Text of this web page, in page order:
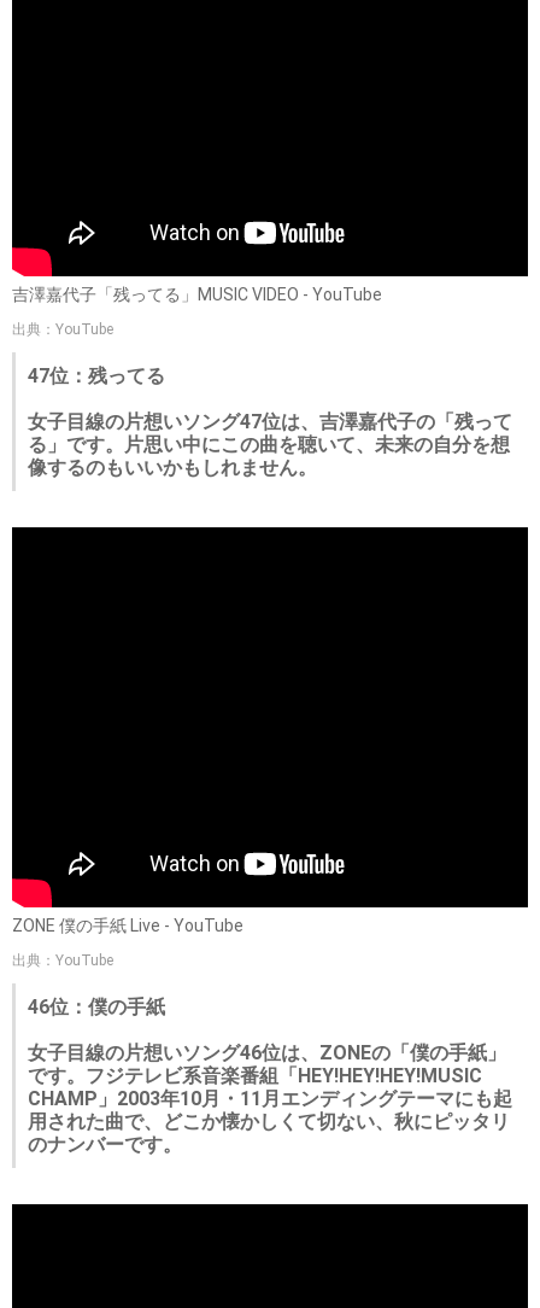
吉澤嘉代子「残ってる」MUSIC VIDEO - YouTube
出典：YouTube
47位：残ってる
女子目線の片想いソング47位は、吉澤嘉代子の「残って
る」です。片思い中にこの曲を聴いて、未来の自分を想
像するのもいいかもしれません。
ZONE 僕の手紙 Live - YouTube
出典：YouTube
46位：僕の手紙
女子目線の片想いソング46位は、ZONEの「僕の手紙」
です。フジテレビ系音楽番組「HEY!HEY!HEY!MUSIC
CHAMP」2003年10月・11月エンディングテーマにも起
用された曲で、どこか懐かしくて切ない、秋にピッタリ
のナンバーです。